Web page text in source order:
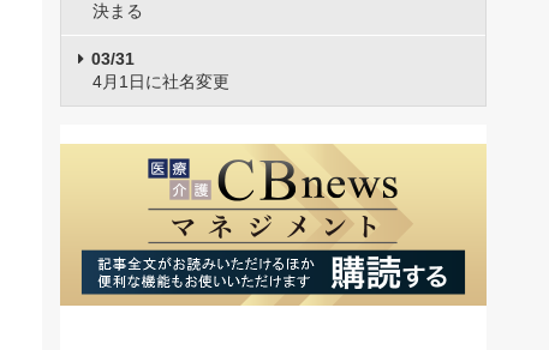
決まる
03/31
4月1日に社名変更